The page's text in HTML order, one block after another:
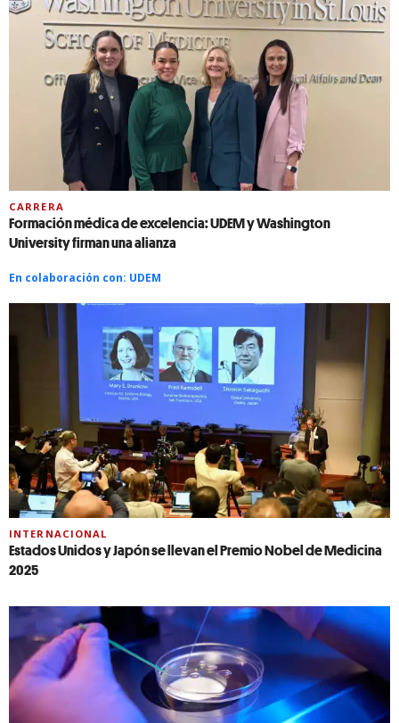
CARRERA
Formación médica de excelencia: UDEM y Washington
University firman una alianza
En colaboración con: UDEM
INTERNACIONAL
Estados Unidos y Japón se llevan el Premio Nobel de Medicina
2025